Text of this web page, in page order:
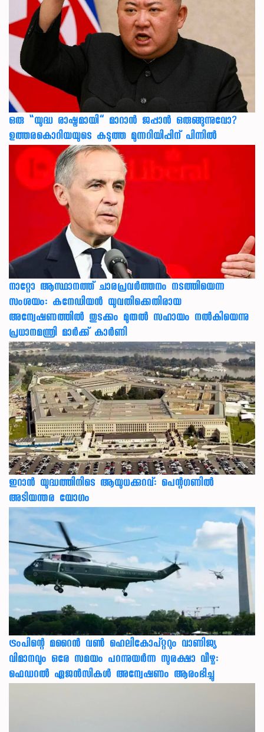
ഒരു “യുദ്ധ രാഷ്ട്രമായി” മാറാൻ ജപ്പാൻ ഒരുങ്ങുന്നുവോ?
ഉത്തരകൊറിയയുടെ കടുത്ത മുന്നറിയിപ്പിന് പിന്നിൽ
നാറ്റോ ആസ്ഥാനത്ത് ചാരപ്രവര്‍ത്തനം നടത്തിയെന്ന
സംശയം: കനേഡിയന്‍ യുവതിക്കെതിരായ
അന്വേഷണത്തില്‍ തുടക്കം മുതല്‍ സഹായം നല്‍കിയെന്നു
പ്രധാനമന്ത്രി മാര്‍ക്ക് കാര്‍ണി
ഇറാന്‍ യുദ്ധത്തിനിടെ ആയുധക്കുറവ്: പെന്റഗണില്‍
അടിയന്തര യോഗം
ട്രംപിന്റെ മറൈന്‍ വണ്‍ ഹെലികോപ്റ്ററും വാണിജ്യ
വിമാനവും ഒരേ സമയം പറന്നുയര്‍ന്ന സുരക്ഷാ വീഴ്ച:
ഫെഡറല്‍ ഏജന്‍സികള്‍ അന്വേഷണം ആരംഭിച്ചു